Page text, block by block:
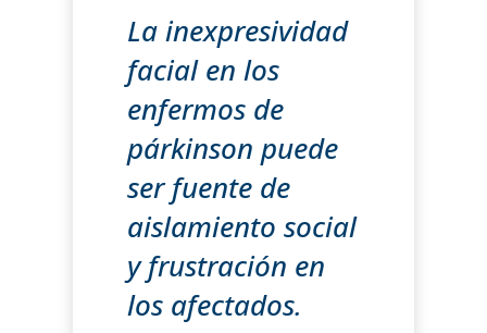
La inexpresividad
facial en los
enfermos de
párkinson puede
ser fuente de
aislamiento social
y frustración en
los afectados.